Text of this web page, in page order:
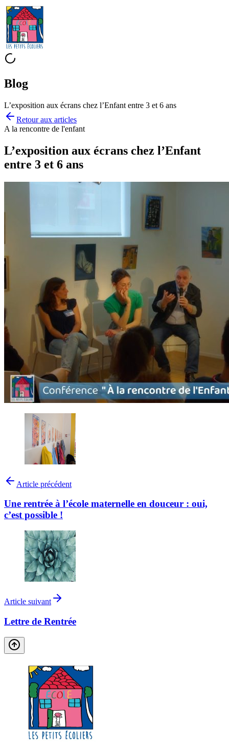
Blog
L’exposition aux écrans chez l’Enfant entre 3 et 6 ans
Retour aux articles
A la rencontre de l'enfant
L’exposition aux écrans chez l’Enfant
entre 3 et 6 ans
Article précédent
Une rentrée à l’école maternelle en douceur : oui,
c’est possible !
Article suivant
Lettre de Rentrée